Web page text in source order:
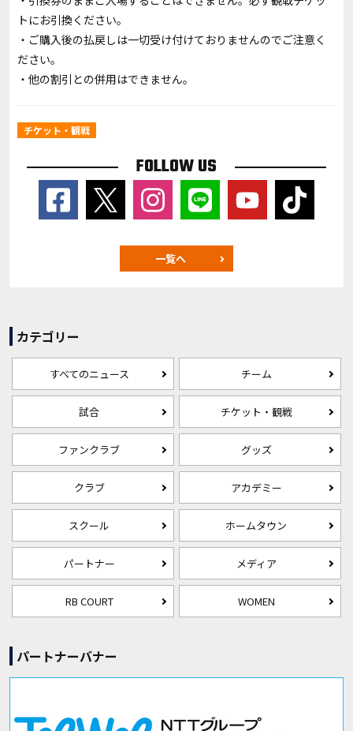
トにお引換ください。
・ご購入後の払戻しは一切受け付けておりませんのでご注意く
ださい。
・他の割引との併用はできません。
チケット・観戦
FOLLOW US
一覧へ
カテゴリー
すべてのニュース チーム
試合 チケット・観戦
ファンクラブ グッズ
クラブ アカデミー
スクール ホームタウン
パートナー メディア
RB COURT WOMEN
パートナーバナー